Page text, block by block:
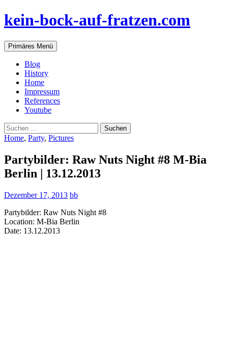
Zum
Inhalt
kein-bock-auf-fratzen.com
Suchen
Primäres Menü
Blog
History
Home
Impressum
References
Youtube
Suchen
nach:
Home, Party, Pictures
Partybilder: Raw Nuts Night #8 M-Bia
Berlin | 13.12.2013
Dezember 17, 2013 bb
Partybilder: Raw Nuts Night #8
Location: M-Bia Berlin
Date: 13.12.2013